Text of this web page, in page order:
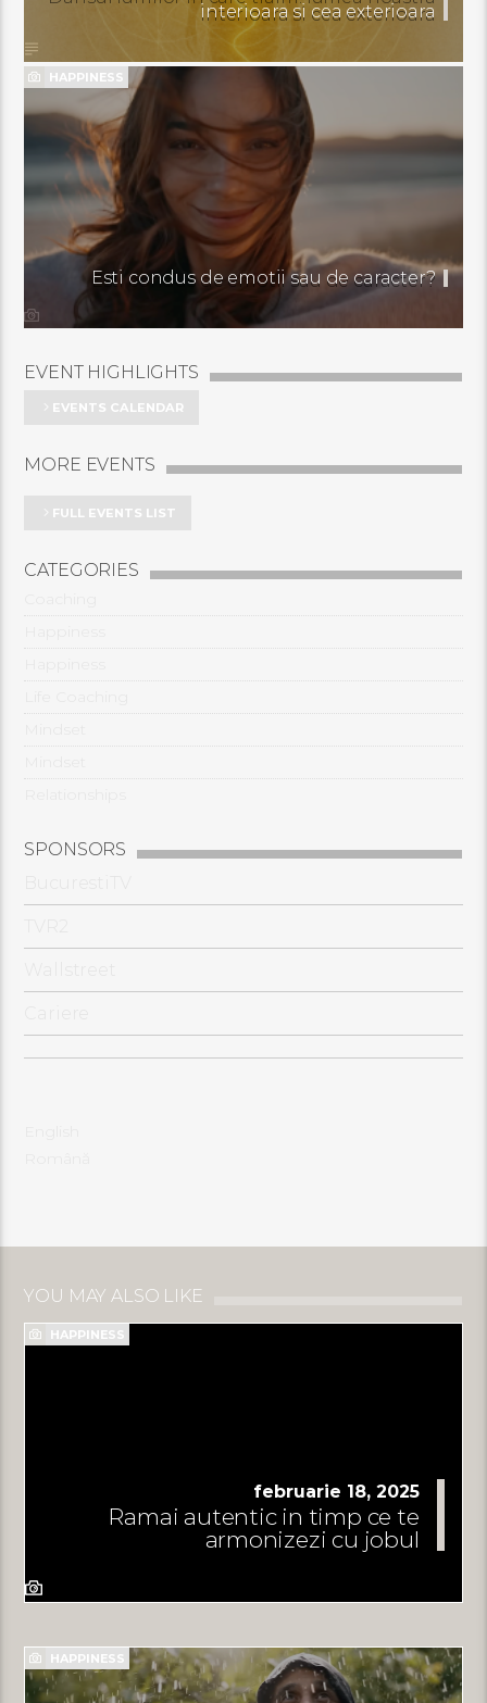
interioara si cea exterioara
HAPPINESS
Esti condus de emotii sau de caracter?
EVENT HIGHLIGHTS
EVENTS CALENDAR
MORE EVENTS
FULL EVENTS LIST
CATEGORIES
SPONSORS
YOU MAY ALSO LIKE
HAPPINESS
februarie 18, 2025
Ramai autentic in timp ce te
armonizezi cu jobul
HAPPINESS